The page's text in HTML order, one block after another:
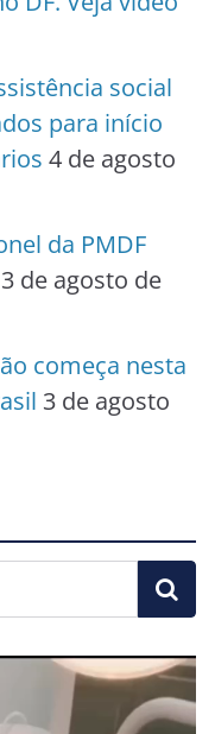
social
para início
4 de agosto
da PMDF
3 de agosto de
começa nesta
3 de agosto